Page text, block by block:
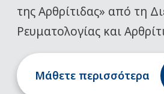
της Αρθρίτιδας» από τη
Ρευματολογίας και
Μάθετε περισσότερα